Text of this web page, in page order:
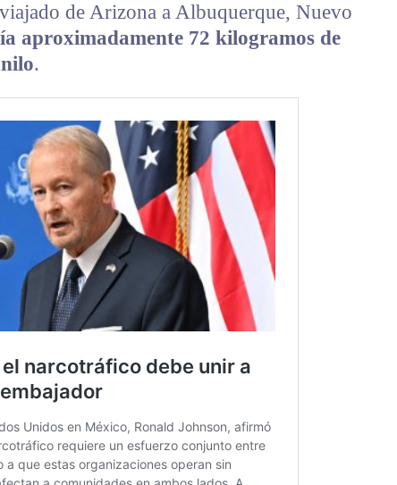
de Arizona a Albuquerque, Nuevo
aproximadamente 72 kilogramos de
.